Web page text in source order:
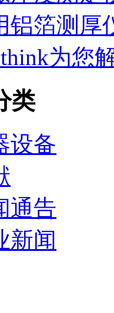
铝箔测厚
为您
类
设备
通告
新闻